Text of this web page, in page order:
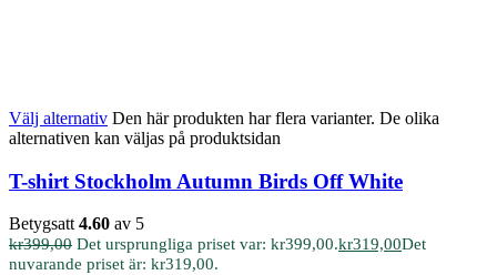
Välj alternativ Den här produkten har flera varianter. De olika
alternativen kan väljas på produktsidan
T-shirt Stockholm Autumn Birds Off White
Betygsatt 4.60 av 5
kr399,00 Det ursprungliga priset var: kr399,00.kr319,00Det
nuvarande priset är: kr319,00.